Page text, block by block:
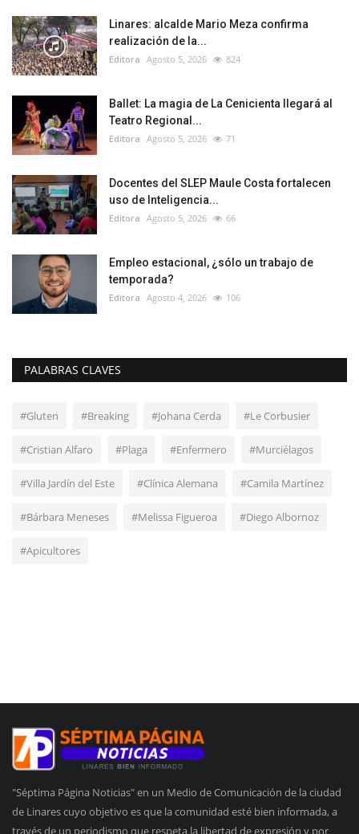
Linares: alcalde Mario Meza confirma
realización de la...
Editora Agosto 5, 2026 824
Ballet: La magia de La Cenicienta llegará al
Teatro Regional...
Editora Agosto 5, 2026 71
Docentes del SLEP Maule Costa fortalecen
uso de Inteligencia...
Editora Agosto 5, 2026 66
Empleo estacional, ¿sólo un trabajo de
temporada?
Editora Agosto 4, 2026 106
PALABRAS CLAVES
#Gluten #Breaking #Johana Cerda #Le Corbusier
#Cristian Alfaro #Plaga #Enfermero #Murciélagos
#Villa Jardín del Este #Clínica Alemana #Camila Martínez
#Bárbara Meneses #Melissa Figueroa #Diego Albornoz
#Apicultores
"Séptima Página Noticias" en un Medio de Comunicación de la ciudad
de Linares cuyo objetivo es que la comunidad esté bien informada, a
través de un periodismo que respeta la libertad de expresión y por